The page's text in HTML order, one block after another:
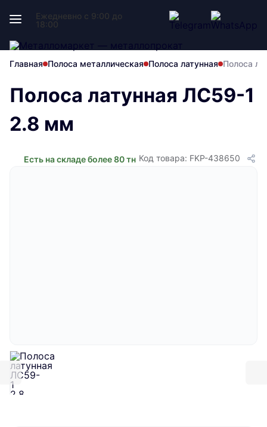
Ежедневно с 9:00 до
18:00
Главная Полоса металлическая Полоса латунная Полоса
Полоса латунная ЛС59-1
2.8 мм
Есть на складе более 80 тн Код товара: FKP-438650